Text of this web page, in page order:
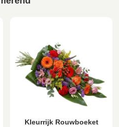
Kleurrijk Rouwboeket